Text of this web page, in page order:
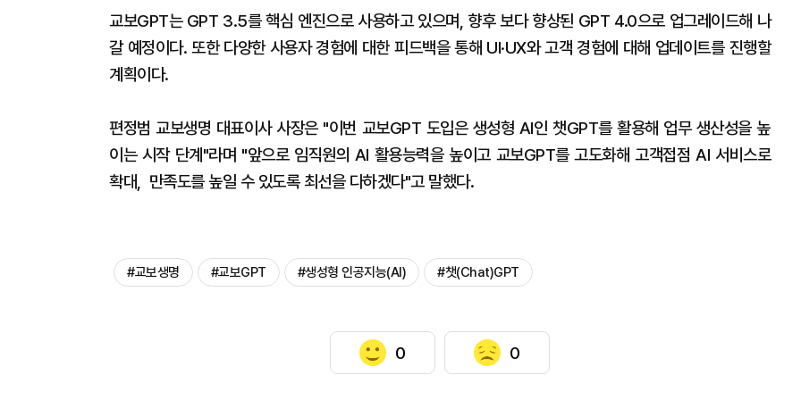
교보GPT는 GPT 3.5를 핵심 엔진으로 사용하고 있으며, 향후 보다 향상된 GPT 4.0으로 업그레이드해 나
갈 예정이다. 또한 다양한 사용자 경험에 대한 피드백을 통해 UI·UX와 고객 경험에 대해 업데이트를 진행할
계획이다.
편정범 교보생명 대표이사 사장은 "이번 교보GPT 도입은 생성형 AI인 챗GPT를 활용해 업무 생산성을 높
이는 시작 단계"라며 "앞으로 임직원의 AI 활용능력을 높이고 교보GPT를 고도화해 고객접점 AI 서비스로
확대, 만족도를 높일 수 있도록 최선을 다하겠다"고 말했다.
#교보생명 #교보GPT #생성형 인공지능(AI) #챗(Chat)GPT
0 0